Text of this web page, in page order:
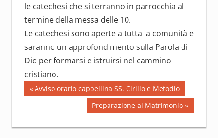
le catechesi che si terranno in parrocchia al
termine della messa delle 10.
Le catechesi sono aperte a tutta la comunità e
saranno un approfondimento sulla Parola di
Dio per formarsi e istruirsi nel cammino
cristiano.
Navigazione
Previous
Post:
Avviso orario cappellina SS. Cirillo e Metodio
Next
Post:
Preparazione al Matrimonio